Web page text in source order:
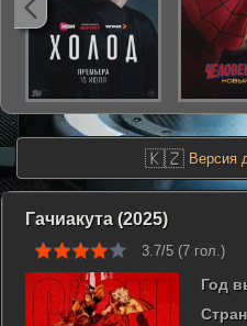
🇰🇿 Версия
Гачиакута (2025)
3.7/5 (7 гол.)
Год